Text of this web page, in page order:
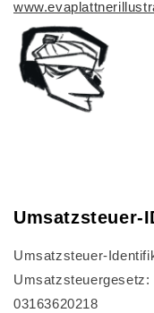
Umsatzsteuer-
Umsatzsteuer-
Umsatzsteuergesetz:
03163620218